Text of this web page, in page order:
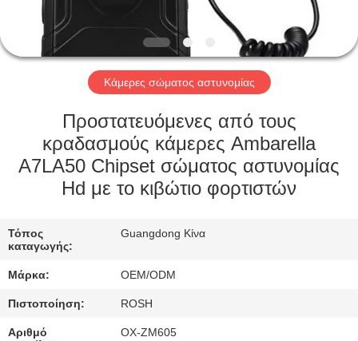
ΕΚΠΟΜΠΉ
VR
ΣΧΕΤΙΚΆ
ΕΜΆΣ
ΣΤΟ
ΕΡΓΟΣΤΆΣΙΟ
ΈΛΕΓΧΟΣ
Κάμερες σώματος αστυνομίας
Προστατευόμενες από τους
κραδασμούς κάμερες Ambarella
A7LA50 Chipset σώματος αστυνομίας
Hd με το κιβώτιο φορτιστών
Τόπος
καταγωγής:
Guangdong Κίνα
Μάρκα: OEM/ODM
Πιστοποίηση: ROSH
Αριθμό
OX-ZM605